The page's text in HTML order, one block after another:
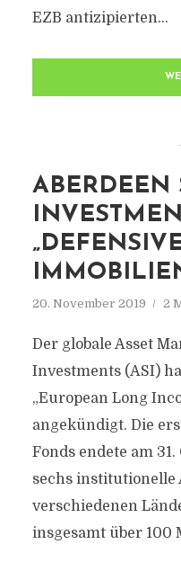
EZB antizipierten...
ABERDEEN
20. November 2019 2
Der globale Asset
Investments (ASI)
„European Long
angekündigt. Die
Fonds endete am
sechs institutionelle
verschiedenen
insgesamt über 100